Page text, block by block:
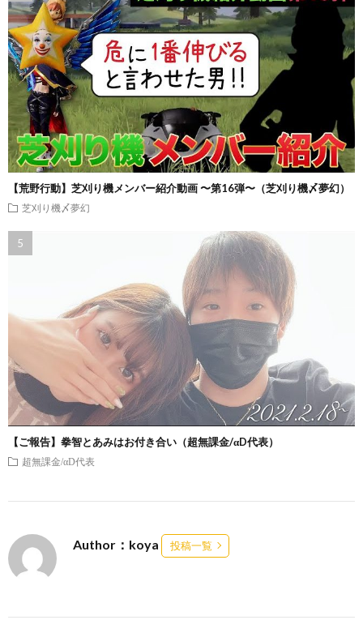
【荒野行動】芝刈り機メンバー紹介動画 〜第16弾〜（芝刈り機〆夢幻）
芝刈り機〆夢幻
【ご報告】拳智とあみはお付き合い（超無課金/αD代表）
超無課金/αD代表
Author：koya 投稿一覧